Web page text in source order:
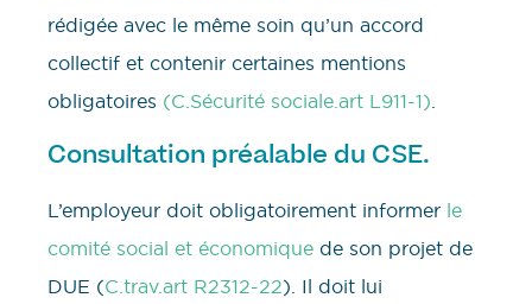
rédigée avec le même soin qu’un accord
collectif et contenir certaines mentions
obligatoires (C.Sécurité sociale.art L911-1)
Consultation préalable du CSE.
L’employeur doit obligatoirement informer le
comité social et économique de son projet de
DUE (C.trav.art R2312-22). Il doit lui